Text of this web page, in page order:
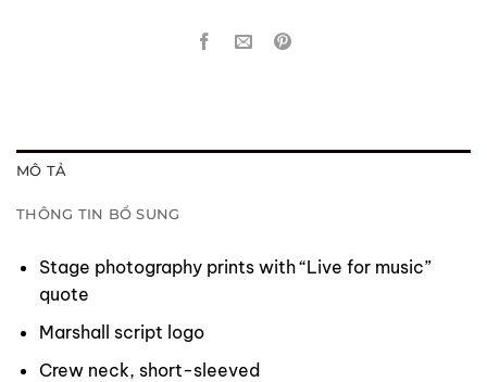
MÔ TẢ
THÔNG TIN BỔ SUNG
Stage photography prints with “Live for music”
quote
Marshall script logo
Crew neck, short-sleeved